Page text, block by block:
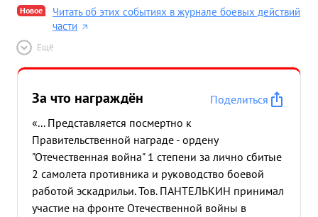
Новое
Читать об этих событиях в журнале боевых действий
части
Ещё
За что награждён
Поделиться
«... Представляется посмертно к
Правительственной награде - ордену
"Отечественная война" 1 степени за лично сбитые
2 самолета противника и руководство боевой
работой эскадрильи. Тов. ПАНТЕЛЬКИН принимал
участие на фронте Отечественной войны в